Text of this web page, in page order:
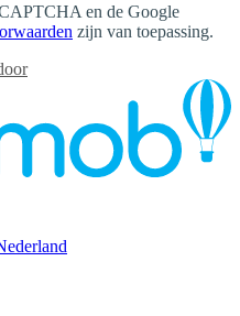
en de Google
zijn van toepassing.